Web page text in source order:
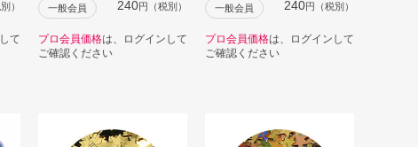
）
て
一般会員 240円（税別）
プロ会員価格は、ログインして
ご確認ください
一般会員 240円（税別）
プロ会員価格は、ログインして
ご確認ください